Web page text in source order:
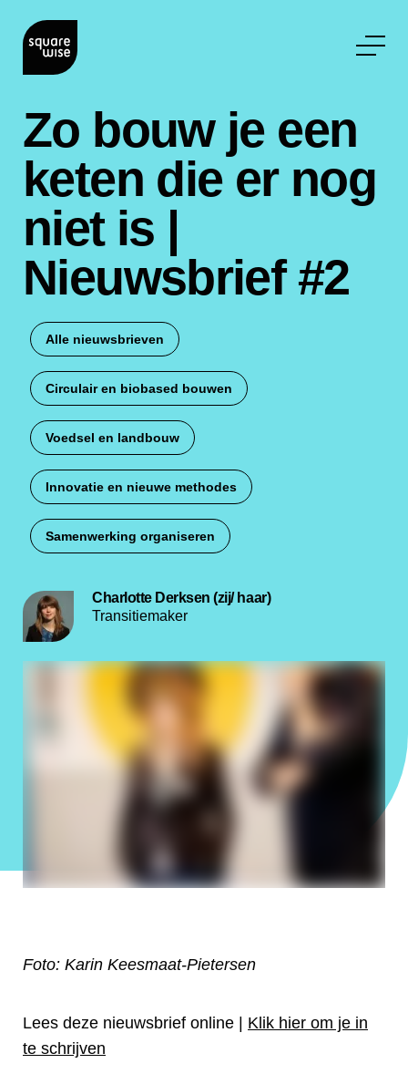
Zo bouw je een
keten die er nog
niet is |
Nieuwsbrief #2
Alle nieuwsbrieven
Circulair en biobased bouwen
Voedsel en landbouw
Innovatie en nieuwe methodes
Samenwerking organiseren
Charlotte Derksen (zij/ haar)
Transitiemaker
Foto: Karin Keesmaat-Pietersen
Lees deze nieuwsbrief online | Klik hier om je in
te schrijven